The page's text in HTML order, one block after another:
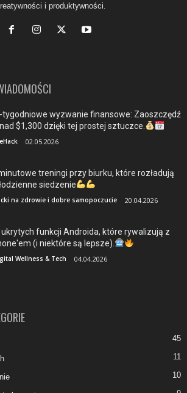
i produktywności.
tygodniowe wyzwanie finansowe: Zaoszczędź
$1,300 dzięki tej prostej sztuczce.
02.05.2026
treningi przy biurku, które rozładują
siedzenie
na zdrowie i dobre samopoczucie 20.04.2026
ukrytych funkcji Androida, które rywalizują z
(i niektóre są lepsze).
Wellness & Tech 04.04.2026
45
11
10